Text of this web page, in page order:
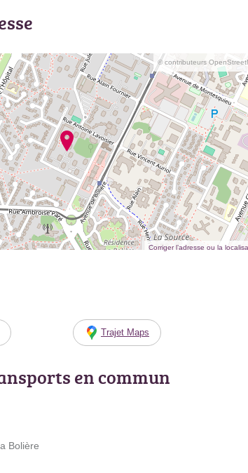
© contributeurs
Corriger l’adresse ou la
Trajet Maps
en commun
Bolière